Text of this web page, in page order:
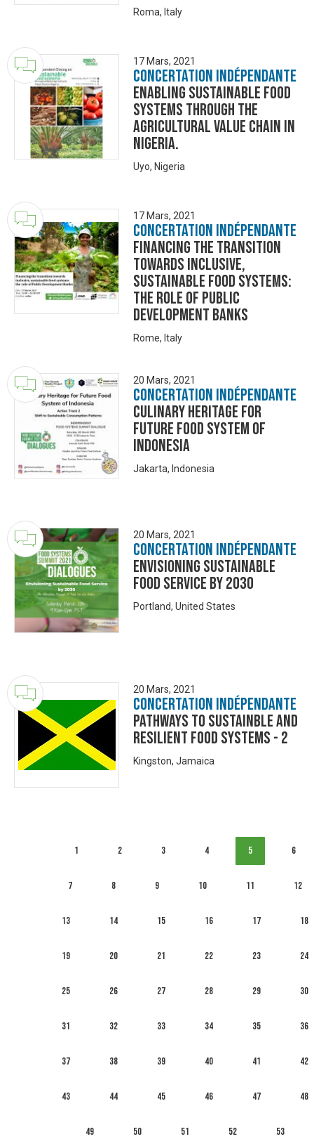
Roma, Italy
17 Mars, 2021
Concertation Indépendante
Enabling Sustainable Food
Systems through the
Agricultural Value Chain in
Nigeria.
Uyo, Nigeria
17 Mars, 2021
Concertation Indépendante
Financing the transition
towards inclusive,
sustainable food systems:
the role of Public
Development Banks
Rome, Italy
20 Mars, 2021
Concertation Indépendante
Culinary Heritage for
Future Food System of
Indonesia
Jakarta, Indonesia
20 Mars, 2021
Concertation Indépendante
Envisioning Sustainable
Food Service by 2030
Portland, United States
20 Mars, 2021
Concertation Indépendante
Pathways to Sustainble and
Resilient Food Systems - 2
Kingston, Jamaica
1 2 3 4 5 6
7 8 9 10 11 12
13 14 15 16 17 18
19 20 21 22 23 24
25 26 27 28 29 30
31 32 33 34 35 36
37 38 39 40 41 42
43 44 45 46 47 48
49 50 51 52 53